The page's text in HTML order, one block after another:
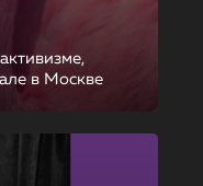
в Москве